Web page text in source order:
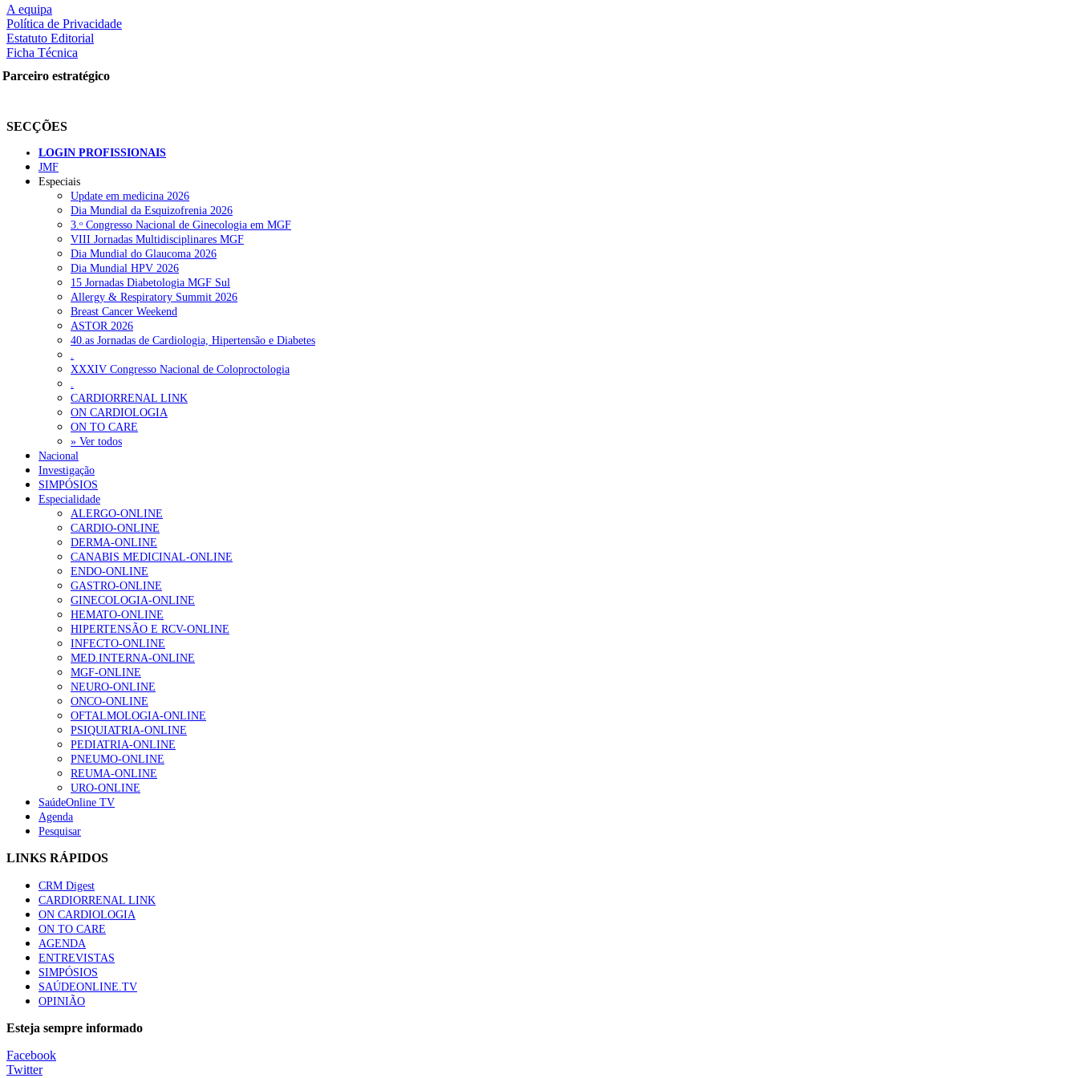
nas redes sociais:
RECENTES
Quase 11.900 jovens recorreram aos cheques psicólogo e nutricionista no primeiro mês
ULS de Coimbra estreia cirurgia endoscópica do ouvido com apoio robótico em Portugal
Enfermeiros exigem esclarecimentos sobre eventual gestão privada da ULS do Algarve
Ordem dos Médicos alerta para riscos no novo sistema de acesso a consultas e cirurgias
Portugal está a formar os médicos de que precisa?
MAIS LIDAS
Enfermagem Forense. “Da urgência ao tribunal, cada gesto conta e cada profissional faz a diferença”
202 visualizações
Alguns milhares de utentes podem ficar sem médico de família com nova regras do registo, alerta associação
155 visualizações
1.º Episódio do Podcast “Frequência Cardio – Sintoniza-te na Insuficiência Cardíaca” da Bayer
99 visualizações
“Os programas de rastreio do cancro do pulmão são custo-efetivos e representam um investimento sustentável para os sistemas de saúde”
88 visualizações
Quase quatro em cada dez doentes com enfarte apresentavam níveis elevados de Lp(a), revela estudo
Trodelvy aprovado para primeira linha no cancro da mama triplo negativo metastático em doentes não elegíveis para inibidores PD-(L)1
61 visualizações
MAIS NOTÍCIAS
17 Abr, 2026
A equipa
Política de Privacidade
Estatuto Editorial
Ficha Técnica
Parceiro estratégico
SECÇÕES
LOGIN PROFISSIONAIS
JMF
Especiais
Update em medicina 2026
Dia Mundial da Esquizofrenia 2026
3.ᵒ Congresso Nacional de Ginecologia em MGF
VIII Jornadas Multidisciplinares MGF
Dia Mundial do Glaucoma 2026
Dia Mundial HPV 2026
15 Jornadas Diabetologia MGF Sul
Allergy & Respiratory Summit 2026
Breast Cancer Weekend
ASTOR 2026
40.as Jornadas de Cardiologia, Hipertensão e Diabetes
.
XXXIV Congresso Nacional de Coloproctologia
.
CARDIORRENAL LINK
ON CARDIOLOGIA
ON TO CARE
» Ver todos
Nacional
Investigação
SIMPÓSIOS
Especialidade
ALERGO-ONLINE
CARDIO-ONLINE
DERMA-ONLINE
CANABIS MEDICINAL-ONLINE
ENDO-ONLINE
GASTRO-ONLINE
GINECOLOGIA-ONLINE
HEMATO-ONLINE
HIPERTENSÃO E RCV-ONLINE
INFECTO-ONLINE
MED.INTERNA-ONLINE
MGF-ONLINE
NEURO-ONLINE
ONCO-ONLINE
OFTALMOLOGIA-ONLINE
PSIQUIATRIA-ONLINE
PEDIATRIA-ONLINE
PNEUMO-ONLINE
REUMA-ONLINE
URO-ONLINE
SaúdeOnline TV
Agenda
Pesquisar
LINKS RÁPIDOS
CRM Digest
CARDIORRENAL LINK
ON CARDIOLOGIA
ON TO CARE
AGENDA
ENTREVISTAS
SIMPÓSIOS
SAÚDEONLINE.TV
OPINIÃO
Esteja sempre informado
Facebook
Twitter